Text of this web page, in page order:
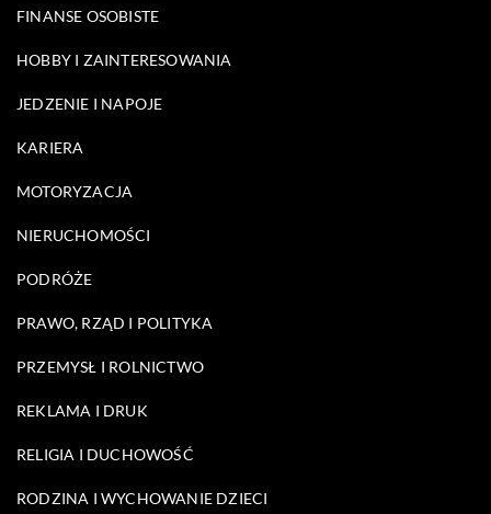
FINANSE OSOBISTE
HOBBY I ZAINTERESOWANIA
JEDZENIE I NAPOJE
KARIERA
MOTORYZACJA
NIERUCHOMOŚCI
PODRÓŻE
PRAWO, RZĄD I POLITYKA
PRZEMYSŁ I ROLNICTWO
REKLAMA I DRUK
RELIGIA I DUCHOWOŚĆ
RODZINA I WYCHOWANIE DZIECI